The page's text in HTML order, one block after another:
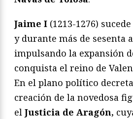
Jaime I (1213-1276)
y durante más de sesenta
impulsando la expansión
conquista el reino de
En el plano político
creación de la novedosa
el Justicia de Aragón,